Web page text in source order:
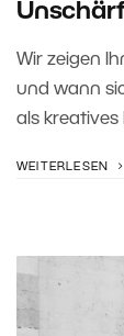
Wir zeigen
und wann
als kreatives
WEITERLESEN